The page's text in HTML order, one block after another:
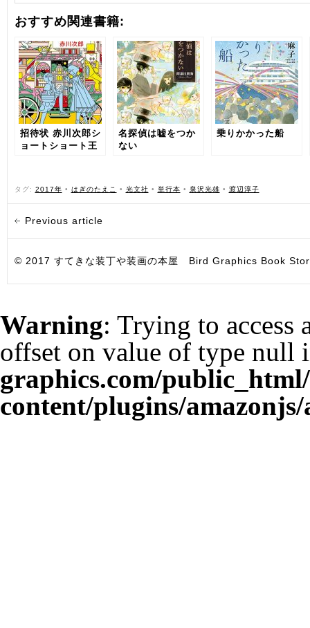
おすすめ関連書籍:
招待状 赤川次郎シ
ョートショート王
名探偵は嘘をつか
ない
乗りかかった船
タグ: 2017年 • はぎのたえこ • 光文社 • 単行本 • 泉沢光雄 • 渡辺淳子
Previous article
© 2017 すてきな装丁や装画の本屋 Bird Graphics Book
Warning: Trying to access
offset on value of type null
graphics.com/
content/plugins/